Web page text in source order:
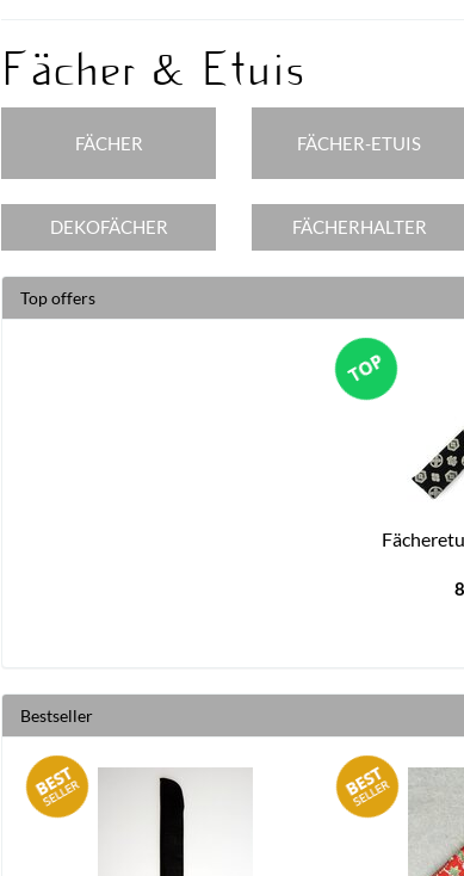
Fächer & Etuis
FÄCHER FÄCHER-ETUIS
DEKOFÄCHER FÄCHERHALTER
Top offers
Bestseller